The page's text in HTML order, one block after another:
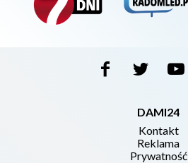
DAMI24
Kontakt
Reklama
Prywatność